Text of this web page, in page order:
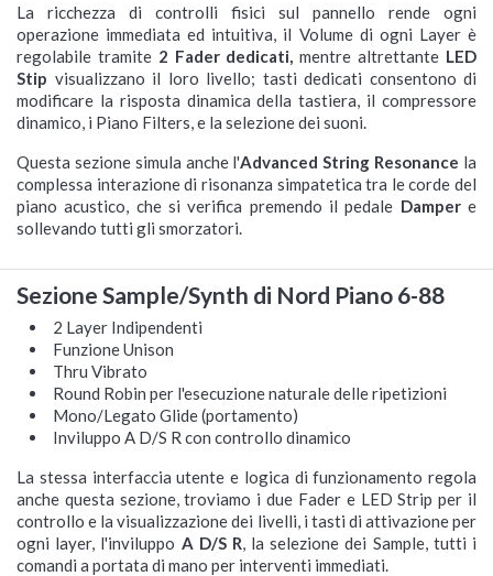
La ricchezza di controlli fisici sul pannello rende ogni
operazione immediata ed intuitiva, il Volume di ogni Layer è
regolabile tramite 2 Fader dedicati, mentre altrettante LED
Stip visualizzano il loro livello; tasti dedicati consentono di
modificare la risposta dinamica della tastiera, il compressore
dinamico, i Piano Filters, e la selezione dei suoni.
Questa sezione simula anche l'Advanced String Resonance la
complessa interazione di risonanza simpatetica tra le corde del
piano acustico, che si verifica premendo il pedale Dampere
sollevando tutti gli smorzatori.
Sezione Sample/Synth di Nord Piano 6-88
2 Layer Indipendenti
Funzione Unison
Thru Vibrato
Round Robin per l'esecuzione naturale delle ripetizioni
Mono/Legato Glide (portamento)
Inviluppo A D/S R con controllo dinamico
La stessa interfaccia utente e logica di funzionamento regola
anche questa sezione, troviamo i due Fader e LED Strip per il
controllo e la visualizzazione dei livelli, i tasti di attivazione per
ogni layer, l'inviluppo A D/S R , la selezione dei Sample, tutti i
comandi a portata di mano per interventi immediati.